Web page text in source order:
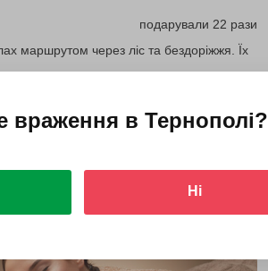
подарували 22 рази
маршрутом через ліс та бездоріжжя. Їх
себе Подарувати
враження в Тернополі?
Ні